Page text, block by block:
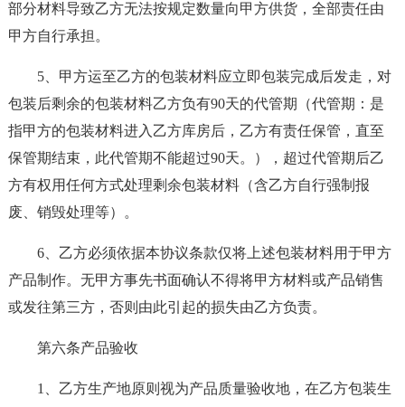
部分材料导致乙方无法按规定数量向甲方供货，全部责任由
甲方自行承担。
5、甲方运至乙方的包装材料应立即包装完成后发走，对
包装后剩余的包装材料乙方负有90天的代管期（代管期：是
指甲方的包装材料进入乙方库房后，乙方有责任保管，直至
保管期结束，此代管期不能超过90天。），超过代管期后乙
方有权用任何方式处理剩余包装材料（含乙方自行强制报
废、销毁处理等）。
6、乙方必须依据本协议条款仅将上述包装材料用于甲方
产品制作。无甲方事先书面确认不得将甲方材料或产品销售
或发往第三方，否则由此引起的损失由乙方负责。
第六条产品验收
1、乙方生产地原则视为产品质量验收地，在乙方包装生